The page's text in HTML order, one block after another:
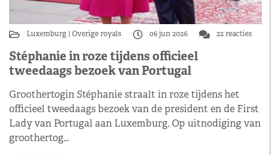
Luxemburg Overige royals 06 jun 2026 22 reacties
Stéphanie in roze tijdens officieel
tweedaags bezoek van Portugal
Groothertogin Stéphanie straalt in roze tijdens het
officieel tweedaags bezoek van de president en de First
Lady van Portugal aan Luxemburg. Op uitnodiging van
groothertog…